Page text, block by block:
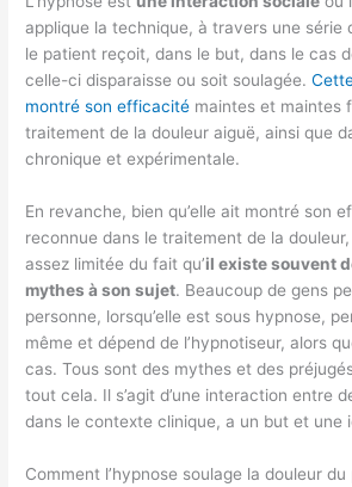
applique la technique, à travers une série
le patient reçoit, dans le but, dans le cas
celle-ci disparaisse ou soit soulagée.
montré son efficacité maintes et maintes
traitement de la douleur aiguë, ainsi que
chronique et expérimentale.
En revanche, bien qu’elle ait montré son
reconnue dans le traitement de la
assez limitée du fait qu’il existe souvent
mythes à son sujet. Beaucoup de gens
personne, lorsqu’elle est sous hypnose,
même et dépend de l’hypnotiseur, alors
cas. Tous sont des mythes et des
tout cela. Il s’agit d’une interaction entre
dans le contexte clinique, a un but et une
Comment l’hypnose soulage la douleur du